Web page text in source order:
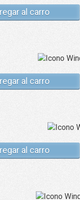
al carro
al carro
al carro